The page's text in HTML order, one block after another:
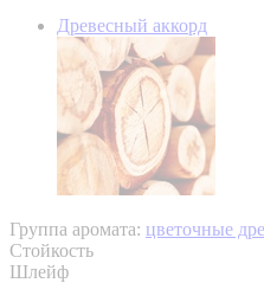
Древесный аккорд
Группа аромата: цветочные
Стойкость
Шлейф